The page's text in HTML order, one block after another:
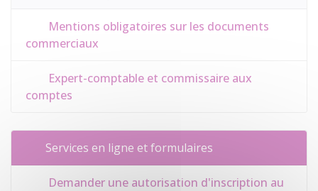
Mentions obligatoires sur les documents
commerciaux
Expert-comptable et commissaire aux
comptes
Services en ligne et formulaires
Demander une autorisation d'inscription au